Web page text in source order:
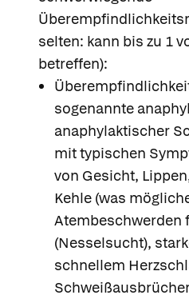
selten: kann bis zu 1
betreffen):
sogenannte
anaphylaktischer
mit typischen
von Gesicht,
Kehle (was
Atembeschwerden
(Nesselsucht),
schnellem